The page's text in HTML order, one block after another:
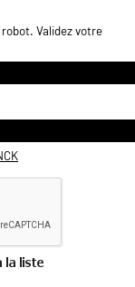
Validez votre